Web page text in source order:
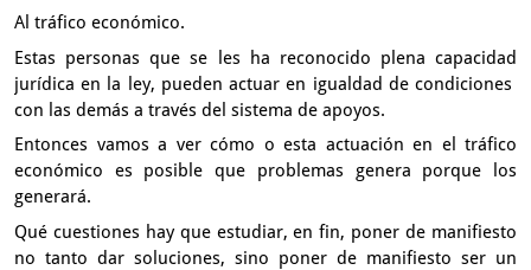
Al tráfico económico.
Estas personasque se les ha reconocido plena capacidad
jurídica en la ley, pueden actuar en igualdad de condiciones
con las demás a través del sistema de apoyos.
Entonces vamos a ver cómo o esta actuación en el tráfico
económico es posible que problemas genera porque los
generará.
Qué cuestiones hay que estudiar, en fin, poner de manifiesto
no tanto dar soluciones, sino poner de manifiesto ser un